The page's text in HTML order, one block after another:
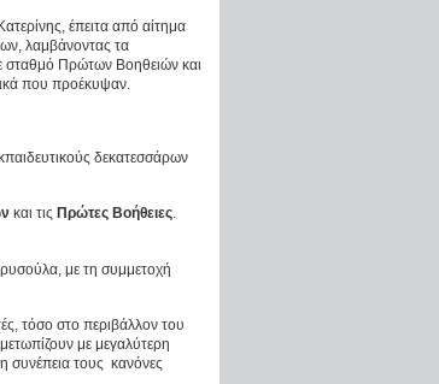
έπειτα από αίτημα
λαμβάνοντας τα
σταθμό Πρώτων Βοηθειών και
που προέκυψαν.
δεκατεσσάρων
και τις Πρώτες Βοήθειες.
με τη συμμετοχή
τόσο στο περιβάλλον του
με μεγαλύτερη
συνέπεια τους κανόνες